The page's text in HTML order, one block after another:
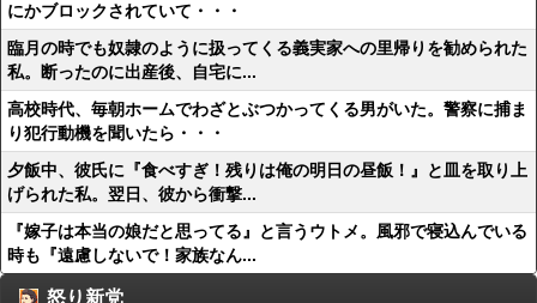
にかブロックされていて・・・
臨月の時でも奴隷のように扱ってくる義実家への里帰りを勧められた
私。断ったのに出産後、自宅に...
高校時代、毎朝ホームでわざとぶつかってくる男がいた。警察に捕ま
り犯行動機を聞いたら・・・
夕飯中、彼氏に『食べすぎ！残りは俺の明日の昼飯！』と皿を取り上
げられた私。翌日、彼から衝撃...
『嫁子は本当の娘だと思ってる』と言うウトメ。風邪で寝込んでいる
時も『遠慮しないで！家族なん...
怒り新党